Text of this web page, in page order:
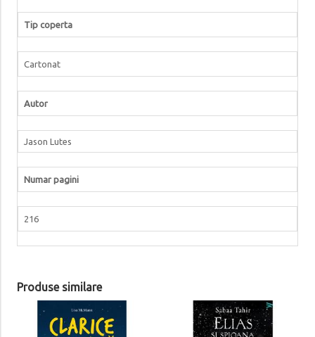
Tip coperta
Cartonat
Autor
Jason Lutes
Numar pagini
216
Produse similare